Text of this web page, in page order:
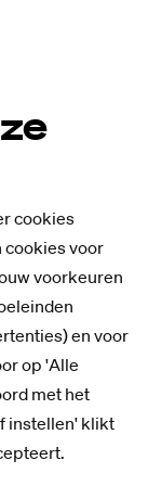
cookies
cookies voor
voorkeuren
en voor
op 'Alle
met het
instellen' klikt